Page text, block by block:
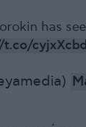
has